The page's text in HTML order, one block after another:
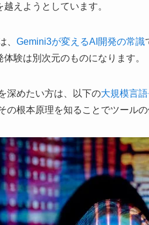
えようとしています。
、 Gemini3が変えるAI開発の常識
験は別次元のものになります。
深めたい方は、以下の大規模言
の根本原理を知ることでツール